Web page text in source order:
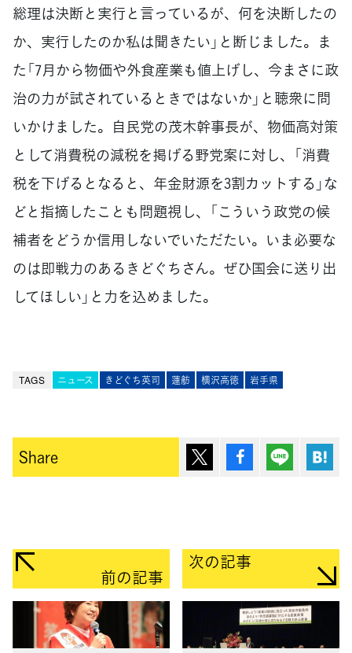
総理は決断と実行と言っているが、何を決断したの
か、実行したのか私は聞きたい」と断じました。ま
た「7月から物価や外食産業も値上げし、今まさに政
治の力が試されているときではないか」と聴衆に問
いかけました。自民党の茂木幹事長が、物価高対策
として消費税の減税を掲げる野党案に対し、「消費
税を下げるとなると、年金財源を3割カットする」な
どと指摘したことも問題視し、「こういう政党の候
補者をどうか信用しないでいただたい。いま必要な
のは即戦力のあるきどぐちさん。ぜひ国会に送り出
してほしい」と力を込めました。
TAGS ニュース きどぐち英司 蓮舫 横沢高徳 岩手県
Share ポスト シェア Lineで送
前の記事
次の記事